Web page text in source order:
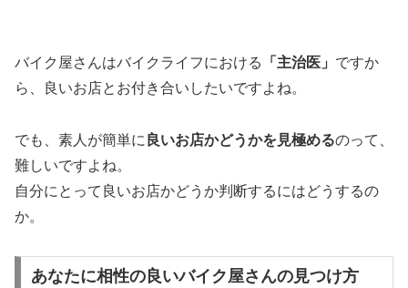
バイク屋さんはバイクライフにおける 「主治医」 ですか
ら、良いお店とお付き合いしたいですよね。
でも、素人が簡単に 良いお店かどうかを見極めるのって、
難しいですよね。
自分にとって良いお店かどうか判断するにはどうするの
か。
あなたに相性の良いバイク屋さんの見つけ方